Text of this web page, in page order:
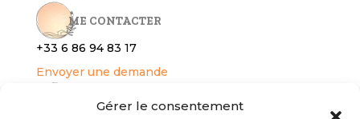
Gérer le consentement
ME CONTACTER
+33 6 86 94 83 17
Envoyer une demande
RÉSERVER